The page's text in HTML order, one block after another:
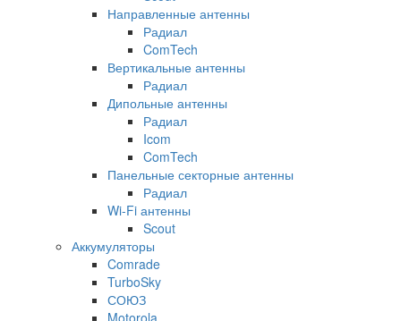
Направленные антенны
Радиал
ComTech
Вертикальные антенны
Радиал
Дипольные антенны
Радиал
Icom
ComTech
Панельные секторные антенны
Радиал
Wi-Fi антенны
Scout
Аккумуляторы
Comrade
TurboSky
СОЮЗ
Motorola